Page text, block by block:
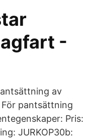
-
av
pantsättning
Pris:
JURKOP30b: